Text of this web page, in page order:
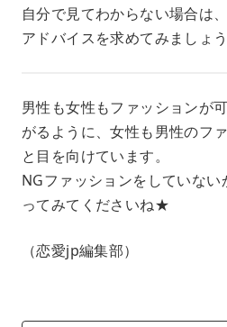
自分で見てわからない場合は
アドバイスを求めてみましょう
男性も女性もファッションが
がるように、女性も男性のフ
と目を向けています。
NGファッションをしていない
ってみてくださいね★
（恋愛jp編集部）